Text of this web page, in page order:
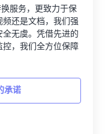
服务，更致力于保
还是文档，我们强
无虞。凭借先进的
，我们全方位保障
承诺